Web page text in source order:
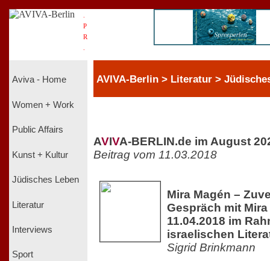
P
R
Aviva - Home
Women + Work
Public Affairs
Kunst + Kultur
Jüdisches Leben
Literatur
Interviews
Sport
AVIVA-Berlin > Literatur >
AVIVA-BERLIN.de im August
Beitrag vom 11.03.2018
Mira Magén –
Gespräch mit
11.04.2018 im
israelischen
Sigrid Brinkmann